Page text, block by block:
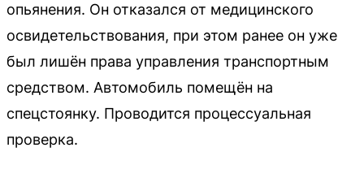
опьянения. Он отказался от медицинского
освидетельствования, при этом ранее он уже
был лишён права управления транспортным
средством. Автомобиль помещён на
спецстоянку. Проводится процессуальная
проверка.